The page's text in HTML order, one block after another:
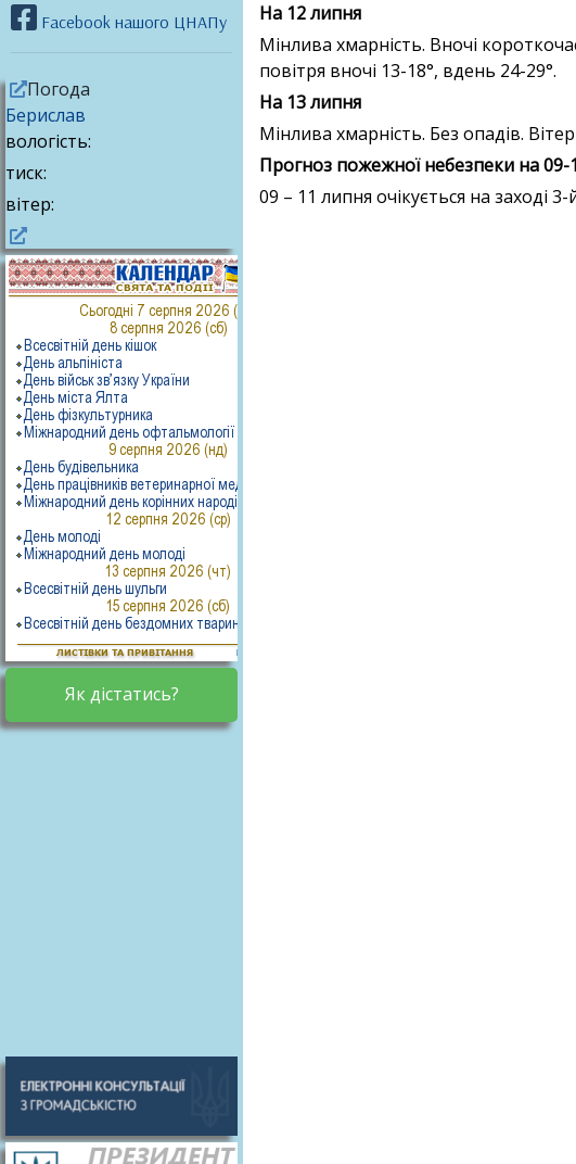
Facebook нашого ЦНАПу
Погода
Берислав
вологість:
тиск:
вітер:
Як дістатись?
На 12 липня
Мінлива хмарність. Вночі
повітря вночі 13-18°, вдень 24-29°.
На 13 липня
Мінлива хмарність. Без опадів.
Прогноз пожежної небезпеки на 09-
09 – 11 липня очікується на заході